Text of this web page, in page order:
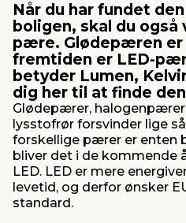
brædder
& ophæng
& opbevaring
& persienner
& sikkerhed
& ventilation
kloak
fittings
Home
& kemikalier
& fugemasse
maskiner
& spande
underholdning
udendørs spa
Når du har fundet
boligen, skal du
pære. Glødepæren
fremtiden er LED-
betyder Lumen,
dig her til at finde
Glødepærer,
lysstofrør forsvinder lige
forskellige pærer er enten
bliver det i de kommende
LED. LED er mere
levetid, og derfor ønsker
standard.